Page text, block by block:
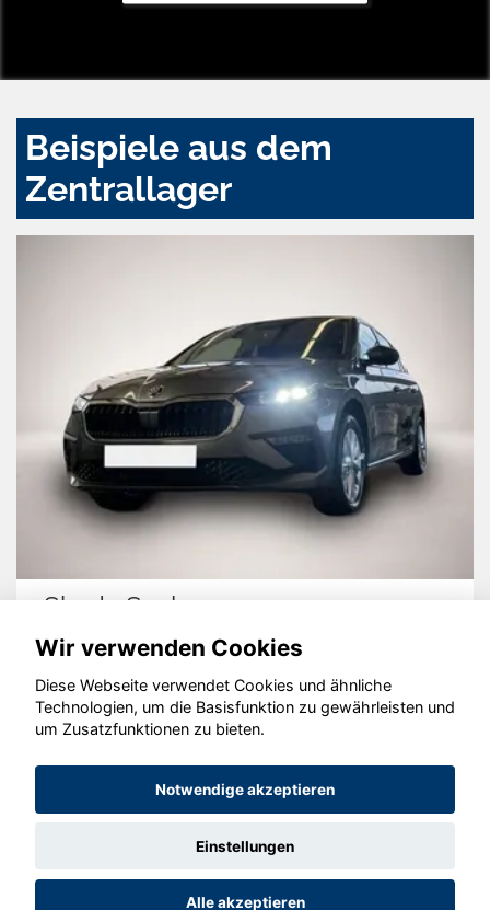
Beispiele aus dem
Zentrallager
Skoda Scala
© konjunkturmotor.de GmbH 2020 - 2026
Wir verwenden Cookies
Diese Webseite verwendet Cookies und ähnliche
Technologien, um die Basisfunktion zu gewährleisten und
um Zusatzfunktionen zu bieten.
Notwendige akzeptieren
Einstellungen
Alle akzeptieren